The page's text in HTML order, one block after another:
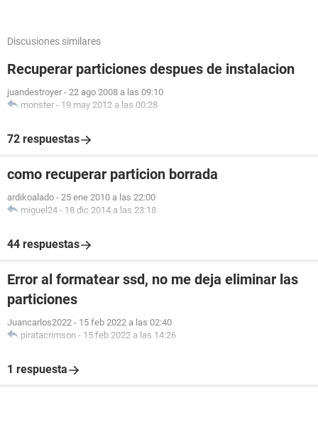
Discusiones similares
Recuperar particiones despues de instalacion
juandestroyer - 22 ago 2008 a las 09:10
monster - 19 may 2012 a las 00:28
72 respuestas
como recuperar particion borrada
ardikoalado - 25 ene 2010 a las 22:00
miguel24 - 18 dic 2014 a las 23:18
44 respuestas
Error al formatear ssd, no me deja eliminar las
particiones
Juancarlos2022 - 15 feb 2022 a las 02:40
piratacrimson - 15 feb 2022 a las 14:26
1 respuesta